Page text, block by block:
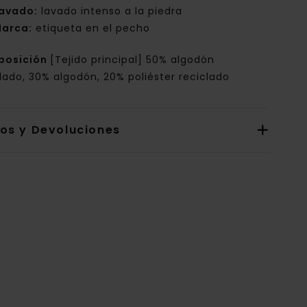
lavado intenso a la piedra
etiqueta en el pecho
[Tejido principal] 50% algodón
30% algodón, 20% poliéster reciclado
y Devoluciones